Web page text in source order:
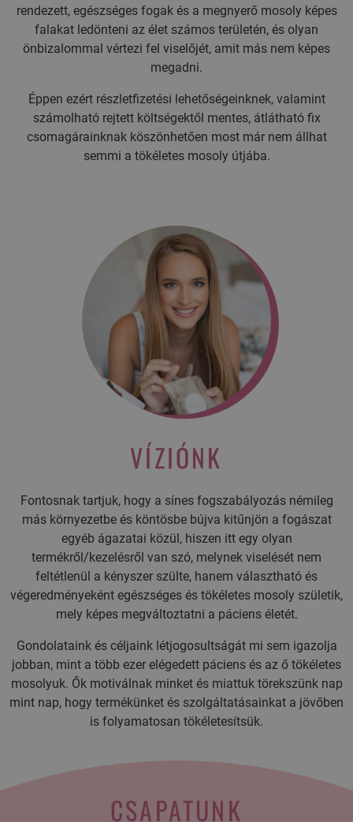
rendezett, egészséges fogak és a megnyerő mosoly képes
falakat ledönteni az élet számos területén, és olyan
önbizalommal vértezi fel viselőjét, amit más nem képes
megadni.
Éppen ezért részletfizetési lehetőségeinknek, valamint
számolható rejtett költségektől mentes, átlátható fix
csomagárainknak köszönhetően most már nem állhat
semmi a tökéletes mosoly útjába.
VÍZIÓNK
Fontosnak tartjuk, hogy a sínes fogszabályozás némileg
más környezetbe és köntösbe bújva kitűnjön a fogászat
egyéb ágazatai közül, hiszen itt egy olyan
termékről/kezelésről van szó, melynek viselését nem
feltétlenül a kényszer szülte, hanem választható és
végeredményeként egészséges és tökéletes mosoly születik,
mely képes megváltoztatni a páciens életét.
Gondolataink és céljaink létjogosultságát mi sem igazolja
jobban, mint a több ezer elégedett páciens és az ő tökéletes
mosolyuk. Ők motiválnak minket és miattuk törekszünk nap
mint nap, hogy termékünket és szolgáltatásainkat a jövőben
is folyamatosan tökéletesítsük.
CSAPATUNK